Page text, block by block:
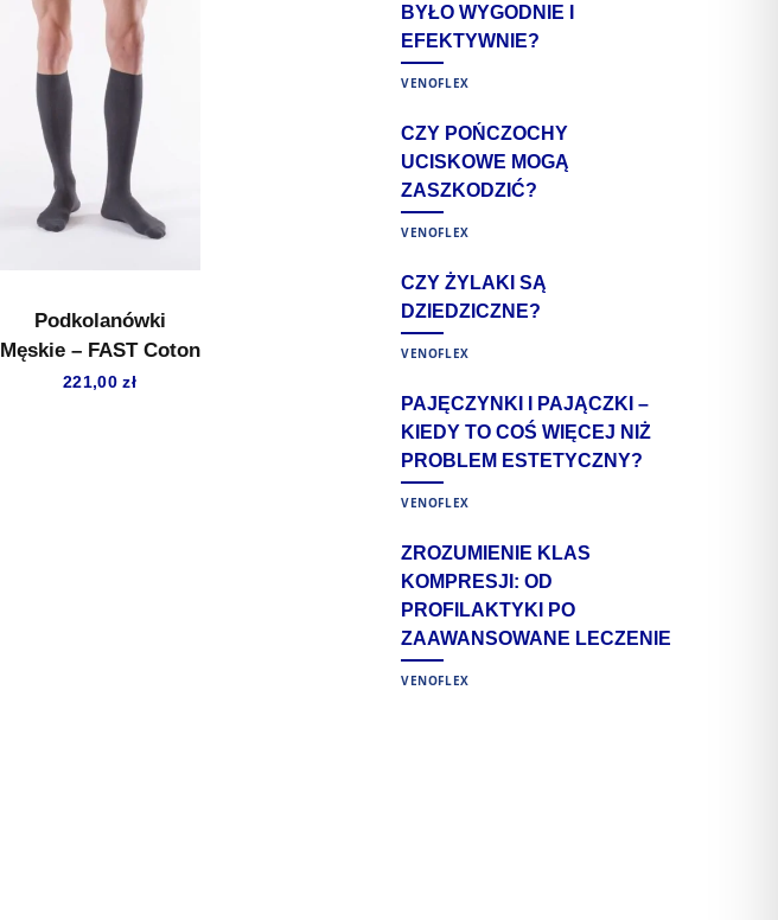
Podkolanówki
Męskie – FAST Coton
221,00zł
BYŁO WYGODNIE I
EFEKTYWNIE?
VENOFLEX
CZY POŃCZOCHY
UCISKOWE MOGĄ
ZASZKODZIĆ?
VENOFLEX
CZY ŻYLAKI SĄ
DZIEDZICZNE?
VENOFLEX
PAJĘCZYNKI I PAJĄCZKI –
KIEDY TO COŚ WIĘCEJ NIŻ
PROBLEM ESTETYCZNY?
VENOFLEX
ZROZUMIENIE KLAS
KOMPRESJI: OD
PROFILAKTYKI PO
ZAAWANSOWANE LECZENIE
VENOFLEX